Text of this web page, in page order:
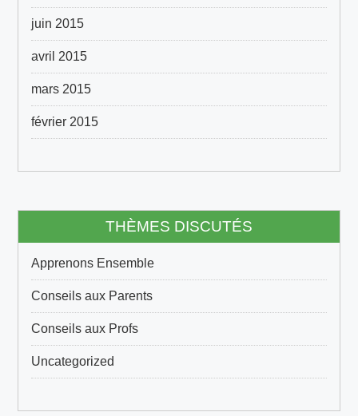
juin 2015
avril 2015
mars 2015
février 2015
THÈMES DISCUTÉS
Apprenons Ensemble
Conseils aux Parents
Conseils aux Profs
Uncategorized